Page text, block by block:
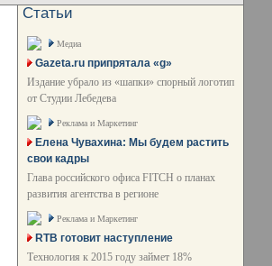
Статьи
Медиа
Gazeta.ru припрятала «g»
Издание убрало из «шапки» спорный логотип
от Студии Лебедева
Реклама и Маркетинг
Елена Чувахина: Мы будем растить
свои кадры
Глава российского офиса FITCH о планах
развития агентства в регионе
Реклама и Маркетинг
RTB готовит наступление
Технология к 2015 году займет 18%